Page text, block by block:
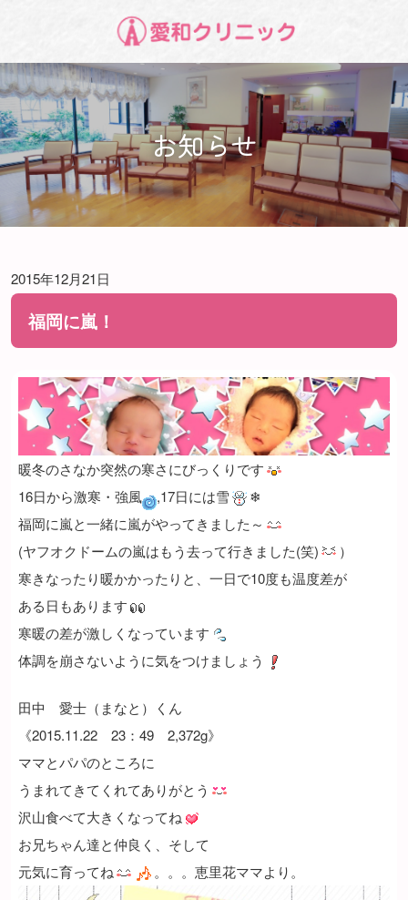
お知らせ
2015年12月21日
福岡に嵐！
暖冬のさなか突然の寒さにびっくりです
16日から激寒・強風
,17日には雪
❄
福岡に嵐と一緒に嵐がやってきました～
(ヤフオクドームの嵐はもう去って行きました(笑)
）
寒きなったり暖かかったりと、一日で10度も温度差が
ある日もあります
寒暖の差が激しくなっています
体調を崩さないように気をつけましょう
田中 愛士（まなと）くん
《2015.11.22 23：49 2,372g》
ママとパパのところに
うまれてきてくれてありがとう
沢山食べて大きくなってね
お兄ちゃん達と仲良く、そして
元気に育ってね
。。。恵里花ママより。